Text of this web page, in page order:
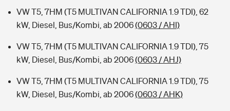
VW T5, 7HM (T5 MULTIVAN CALIFORNIA 1.9 TDI), 62
kW, Diesel, Bus/Kombi, ab 2006(0603 / AHI)
VW T5, 7HM (T5 MULTIVAN CALIFORNIA 1.9 TDI), 75
kW, Diesel, Bus/Kombi, ab 2006(0603 / AHJ)
VW T5, 7HM (T5 MULTIVAN CALIFORNIA 1.9 TDI), 75
kW, Diesel, Bus/Kombi, ab 2006(0603 / AHK)